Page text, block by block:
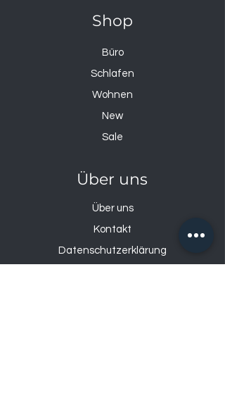
Shop
Büro
Schlafen
Wohnen
New
Sale
Über uns
Über uns
Kontakt
Datenschutzerklärung